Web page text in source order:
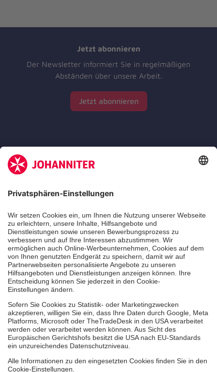
Jetzt abonnieren
Der Newsletter informiert Sie in regelmäßigen
Abständen über unsere Arbeit.
Jetzt abonnieren
des Deutschen Spendenrats e.V.
Dienste & Leistungen
Mitarbeiten & Lernen
Spenden & Stiften